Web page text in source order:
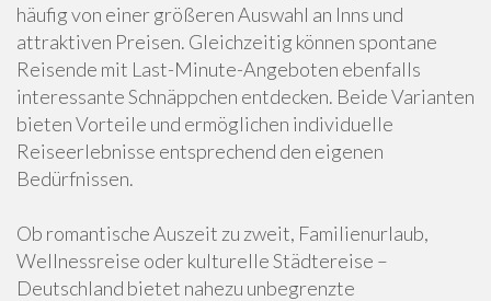
häufig von einer größeren Auswahl an Inns und
attraktiven Preisen. Gleichzeitig können spontane
Reisende mit Last-Minute-Angeboten ebenfalls
interessante Schnäppchen entdecken. Beide Varianten
bieten Vorteile und ermöglichen individuelle
Reiseerlebnisse entsprechend den eigenen
Bedürfnissen.
Ob romantische Auszeit zu zweit, Familienurlaub,
Wellnessreise oder kulturelle Städtereise –
Deutschland bietet nahezu unbegrenzte